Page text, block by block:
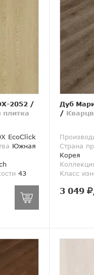
2052 /
плитка
EcoClick
Южная
43
Дуб
/
Страна
Корея
Класс
3 049